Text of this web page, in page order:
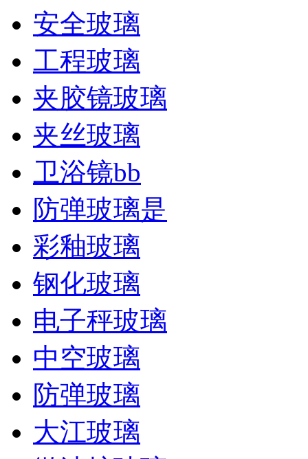
安全玻璃
工程玻璃
夹胶镜玻璃
夹丝玻璃
卫浴镜bb
防弹玻璃是
彩釉玻璃
钢化玻璃
电子秤玻璃
​中空玻璃
防弹玻璃
大江玻璃